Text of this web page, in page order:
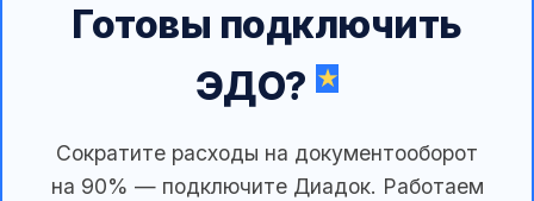
Готовы подключить
ЭДО?
Сократите расходы на документооборот
на 90% — подключите Диадок. Работаем